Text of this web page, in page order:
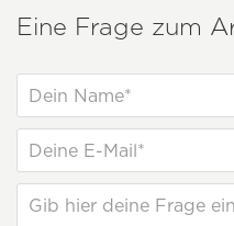
Eine Frage zum